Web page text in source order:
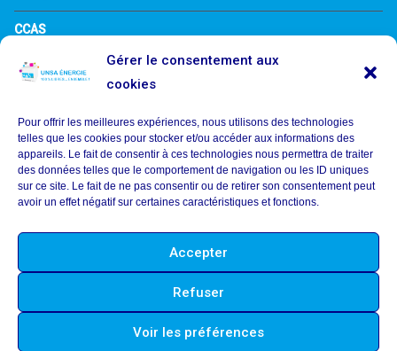
Gérer le consentement aux
cookies
Pour offrir les meilleures expériences, nous utilisons des technologies
telles que les cookies pour stocker et/ou accéder aux informations des
appareils. Le fait de consentir à ces technologies nous permettra de traiter
des données telles que le comportement de navigation ou les ID uniques
sur ce site. Le fait de ne pas consentir ou de retirer son consentement peut
avoir un effet négatif sur certaines caractéristiques et fonctions.
Accepter
Refuser
Voir les préférences
CCAS
Egepargne
Mentions Légales
Politique de confidentialité